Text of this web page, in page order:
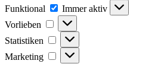
Funktional
Immer aktiv
Vorlieben
Statistiken
Marketing